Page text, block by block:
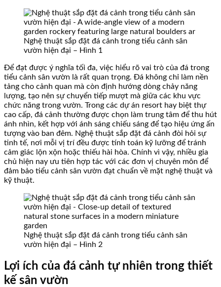
Nghệ thuật sắp đặt đá cảnh trong tiểu cảnh sân
vườn hiện đại – Hình 1
Để đạt được ý nghĩa tối đa, việc hiểu rõ vai trò của đá trong
tiểu cảnh sân vườn là rất quan trọng. Đá không chỉ làm nền
tảng cho cảnh quan mà còn định hướng dòng chảy năng
lượng, tạo nên sự chuyển tiếp mượt mà giữa các khu vực
chức năng trong vườn. Trong các dự án resort hay biệt thự
cao cấp, đá cảnh thường được chọn làm trung tâm để thu hút
ánh nhìn, kết hợp với ánh sáng chiếu sáng để tạo hiệu ứng ấn
tượng vào ban đêm. Nghệ thuật sắp đặt đá cảnh đòi hỏi sự
tinh tế, nơi mỗi vị trí đều được tính toán kỹ lưỡng để tránh
cảm giác lộn xộn hoặc thiếu hài hòa. Chính vì vậy, nhiều gia
chủ hiện nay ưu tiên hợp tác với các đơn vị chuyên môn để
đảm bảo tiểu cảnh sân vườn đạt chuẩn về mặt nghệ thuật và
kỹ thuật.
Nghệ thuật sắp đặt đá cảnh trong tiểu cảnh sân
vườn hiện đại – Hình 2
Lợi ích của đá cảnh tự nhiên trong thiết
kế sân vườn